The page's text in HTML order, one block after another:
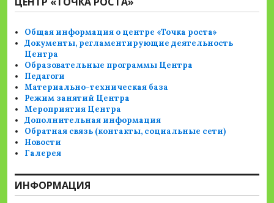
Общая информация о центре «Точка роста»
Документы, регламентирующие деятельность
Центра
Образовательные программы Центра
Педагоги
Материально-техническая база
Режим занятий Центра
Мероприятия Центра
Дополнительная информация
Обратная связь (контакты, социальные сети)
Новости
Галерея
ИНФОРМАЦИЯ